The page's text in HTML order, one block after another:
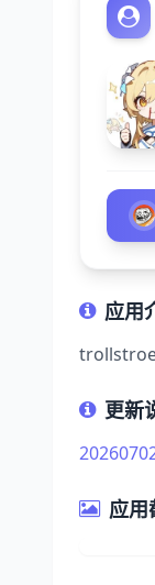
应用
trollstroe
更新
应用